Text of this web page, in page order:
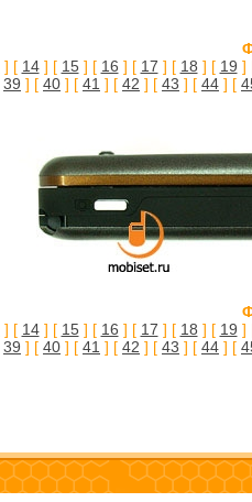
] [ 14] [ 15] [ 16 ] [ 17 ] [ 18 ] [ 19 ]
39 ] [ 40 ] [ 41 ] [ 42 ] [ 43 ] [ 44 ] [
] [ 14] [ 15] [ 16 ] [ 17 ] [ 18 ] [ 19 ]
39 ] [ 40 ] [ 41 ] [ 42 ] [ 43 ] [ 44 ] [